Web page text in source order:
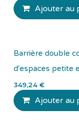
Ajouter au
Barrière double
d'espaces petite
349,24€
Ajouter au